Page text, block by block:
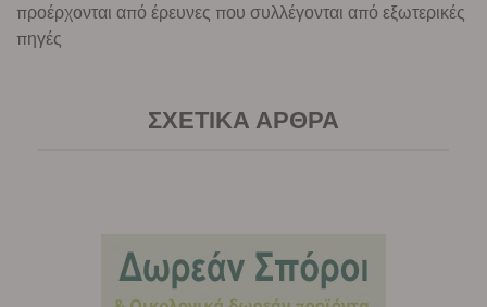
προέρχονται από έρευνες που συλλέγονται από εξωτερικές
πηγές
ΣΧΕΤΙΚΆ ΆΡΘΡΑ